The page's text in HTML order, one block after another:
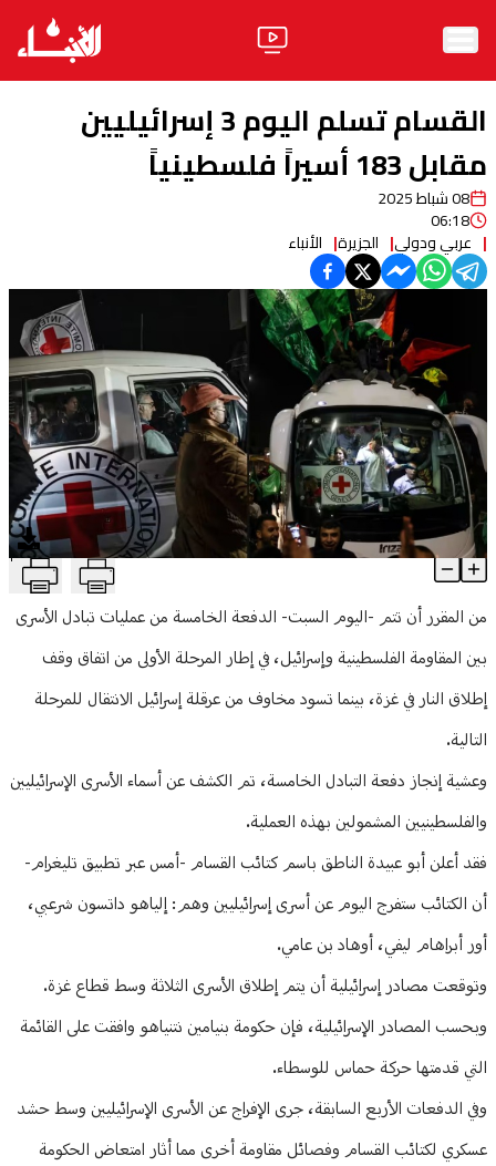
الأخبار
ثقافة ومجتمع
منوعات
آراء
فيديو
مواقف
وليد جنبلاطالحزب
ابحث
القسام تسلم اليوم 3 إسرائيليين
مقابل 183 أسيراً فلسطينياً
08 شباط 2025
06:18
عربي ودولي الجزيرة الأنباء
القسام تسلم اليوم 3 إسرائيليين مقابل 183 أسيراً فلسطينياً T
Article Content
من المقرر أن تتم -اليوم السبت- الدفعة الخامسة من عمليات تبادل الأسرى
بين المقاومة الفلسطينية وإسرائيل، في إطار المرحلة الأولى من اتفاق وقف
إطلاق النار في غزة، بينما تسود مخاوف من عرقلة إسرائيل الانتقال للمرحلة
التالية.
وعشية إنجاز دفعة التبادل الخامسة، تم الكشف عن أسماء الأسرى الإسرائيليين
والفلسطينيين المشمولين بهذه العملية.
فقد أعلن أبو عبيدة الناطق باسم كتائب القسام -أمس عبر تطبيق تليغرام-
أن الكتائب ستفرج اليوم عن أسرى إسرائيليين وهم: إلياهو داتسون شرعبي،
أور أبراهام ليفي، أوهاد بن عامي.
وتوقعت مصادر إسرائيلية أن يتم إطلاق الأسرى الثلاثة وسط قطاع غزة.
وبحسب المصادر الإسرائيلية، فإن حكومة بنيامين نتنياهو وافقت على القائمة
التي قدمتها حركة حماس للوسطاء.
وفي الدفعات الأربع السابقة، جرى الإفراج عن الأسرى الإسرائيليين وسط حشد
عسكري لكتائب القسام وفصائل مقاومة أخرى مما أثار امتعاض الحكومة